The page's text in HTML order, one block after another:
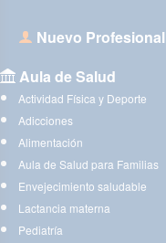
Nuevo Profesional
Aula de Salud
Actividad Física y Deporte
Adicciones
Alimentación
Aula de Salud para Familias
Envejecimiento saludable
Lactancia materna
Pediatría